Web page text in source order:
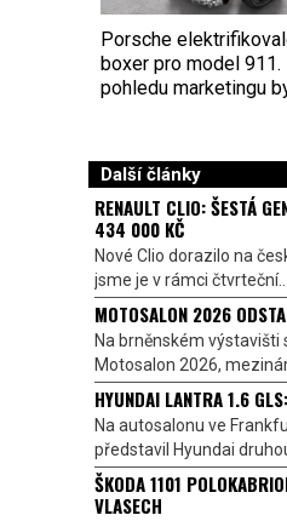
Porsche
boxer pro model
pohledu marketingu
Další články
RENAULT CLIO: ŠESTÁ
434 000 KČ
Nové Clio dorazilo na
jsme je v rámci čtvrteční...
MOTOSALON 2026
Na brněnském výstavišti
Motosalon 2026,
HYUNDAI LANTRA 1.6
Na autosalonu ve
představil Hyundai
ŠKODA 1101
VLASECH